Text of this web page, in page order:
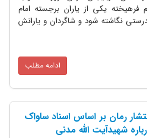
یکی از یاران برجسته امام
نگاشته شود و شاگردان و یارانش
ادامه مطلب
رمان بر اساس اسناد ساواک
شهیدآیت الله مدنی